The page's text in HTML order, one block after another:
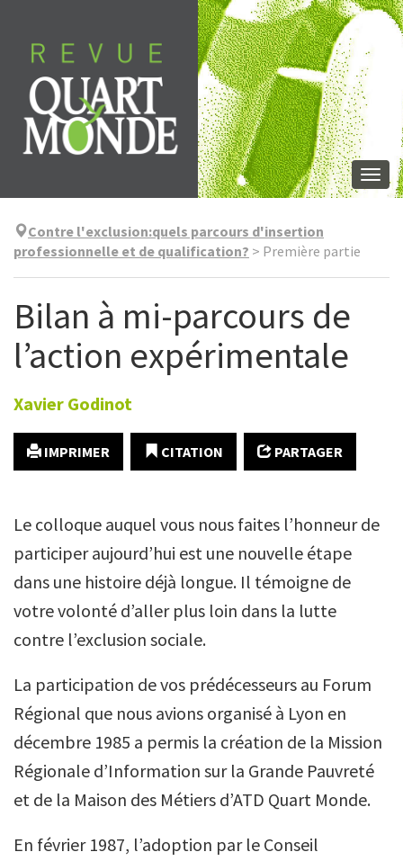
contenu
Contre l'exclusion:quels parcours d'insertion
professionnelle et de qualification? > Première partie
Bilan à mi-parcours de
l’action expérimentale
Xavier Godinot
IMPRIMER CITATION PARTAGER
Le colloque auquel vous nous faites l’honneur de
participer aujourd’hui est une nouvelle étape
dans une histoire déjà longue. Il témoigne de
votre volonté d’aller plus loin dans la lutte
contre l’exclusion sociale.
La participation de vos prédécesseurs au Forum
Régional que nous avions organisé à Lyon en
décembre 1985 a permis la création de la Mission
Régionale d’Information sur la Grande Pauvreté
et de la Maison des Métiers d’ATD Quart Monde.
En février 1987, l’adoption par le Conseil